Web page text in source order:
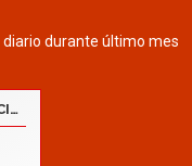
diario durante último mes